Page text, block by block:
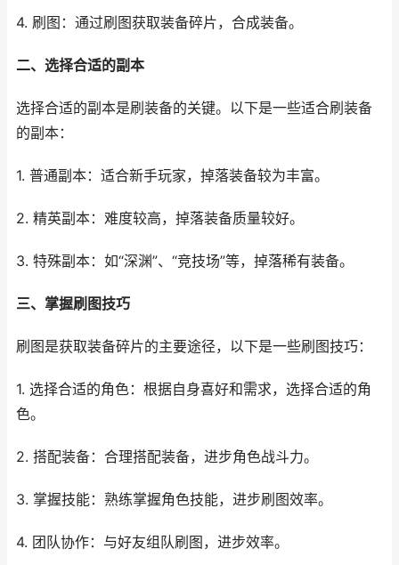
4. 刷图：通过刷图获取装备碎片，合成装备。
二、选择合适的副本
选择合适的副本是刷装备的关键。以下是一些适合刷装备
的副本：
1. 普通副本：适合新手玩家，掉落装备较为丰富。
2. 精英副本：难度较高，掉落装备质量较好。
3. 特殊副本：如“深渊”、“竞技场”等，掉落稀有装备。
三、掌握刷图技巧
刷图是获取装备碎片的主要途径，以下是一些刷图技巧：
1. 选择合适的角色：根据自身喜好和需求，选择合适的角
色。
2. 搭配装备：合理搭配装备，进步角色战斗力。
3. 掌握技能：熟练掌握角色技能，进步刷图效率。
4. 团队协作：与好友组队刷图，进步效率。